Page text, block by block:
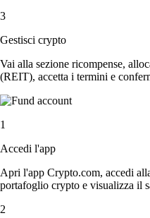
3
Gestisci crypto
Vai alla sezione ricompense,
(REIT), accetta i termini e
1
Accedi l'app
Apri l'app Crypto.com, accedi
portafoglio crypto e visualizza il
2